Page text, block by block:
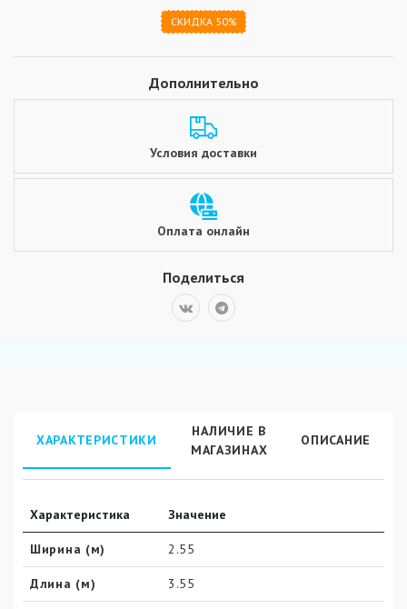
СКИДКА 50%
Дополнительно
Условия доставки
Оплата онлайн
Поделиться
ХАРАКТЕРИСТИКИ
НАЛИЧИЕ В
МАГАЗИНАХ
ОПИСАНИЕ
Характеристика Значение
Ширина (м) 2.55
Длина (м) 3.55